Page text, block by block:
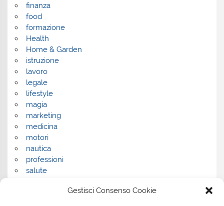
Gestisci Consenso Cookie
finanza
food
formazione
Health
Home & Garden
istruzione
lavoro
legale
lifestyle
magia
marketing
medicina
motori
nautica
professioni
salute